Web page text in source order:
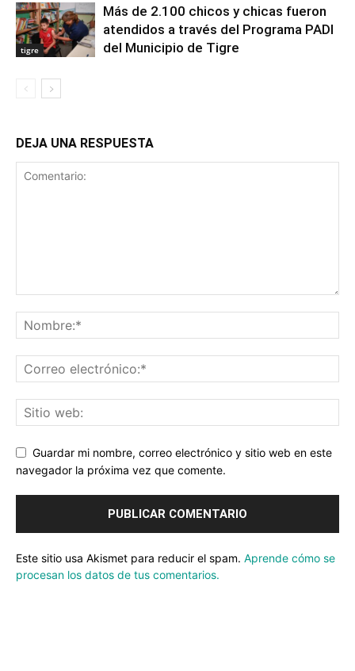
tigre
Más de 2.100 chicos y chicas fueron
atendidos a través del Programa PADI
del Municipio de Tigre
DEJA UNA RESPUESTA
Guardar mi nombre, correo electrónico y sitio web en este
navegador la próxima vez que comente.
Este sitio usa Akismet para reducir el spam. Aprende cómo se
procesan los datos de tus comentarios.